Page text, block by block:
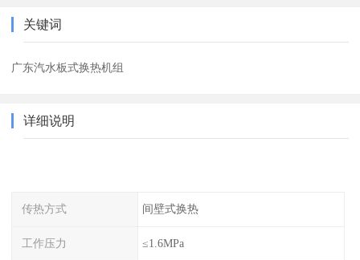
关键词
广东汽水板式换热机组
详细说明
传热方式 间壁式换热
工作压力 ≤1.6MPa